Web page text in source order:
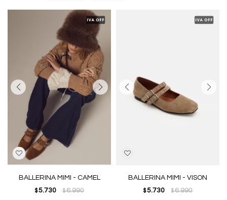
BALLERINA MIMI - CAMEL
$ 5.730 $6.990
BALLERINA MIMI - VISON
$ 5.730 $6.990